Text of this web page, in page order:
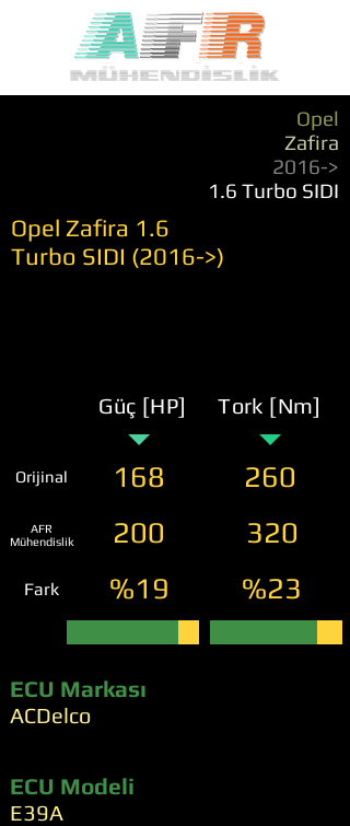
Opel
Zafira
2016->
1.6 Turbo SIDI
Opel Zafira 1.6
Turbo SIDI (2016->)
Güç [HP] Tork [Nm]
Orijinal 168 260
AFR
Mühendislik
200 320
Fark %19 %23
ECU Markası
ACDelco
ECU Modeli
E39A